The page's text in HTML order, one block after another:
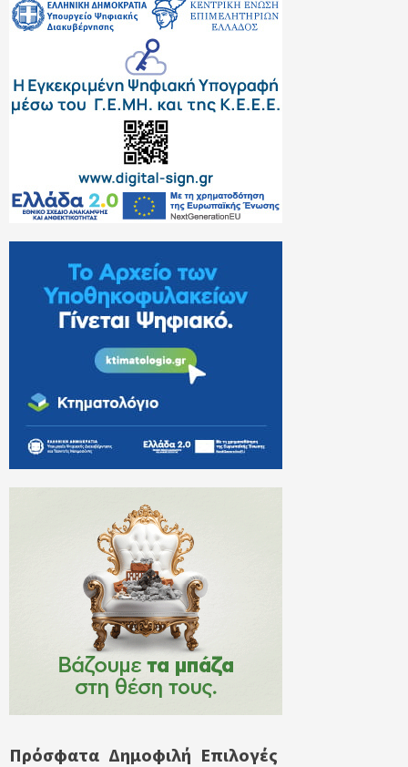
Πρόσφατα Δημοφιλή Επιλογές